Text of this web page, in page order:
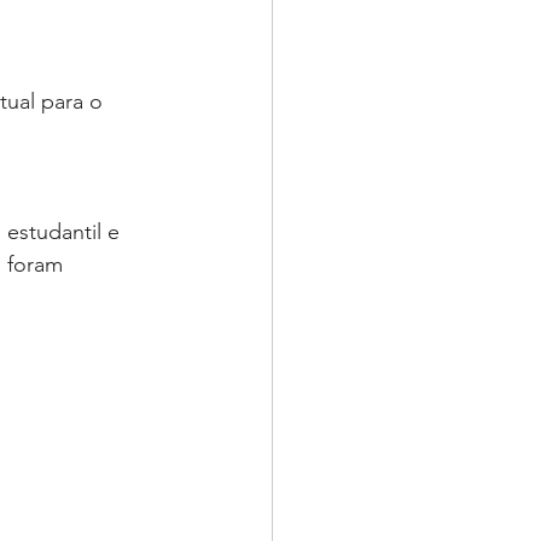
para o
estudantil e
foram